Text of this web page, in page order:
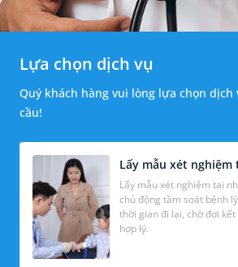
Lựa chọn dịch vụ
Quý khách hàng vui lòng lựa chọn dịch
cầu!
Lấy mẫu xét nghiệm
Lấy mẫu xét nghiệm tại
chủ động tầm soát bệnh
thời gian đi lại, chờ đợi kết quả với mức chi phí
hợp lý.